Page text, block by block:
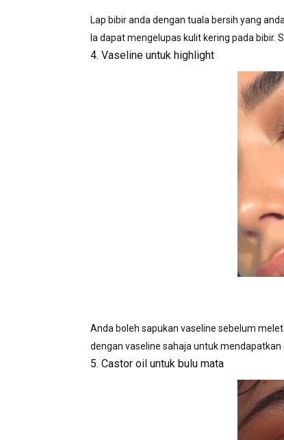
Lap bibir anda dengan tuala bersih yang
Ia dapat mengelupas kulit kering pada bibir.
4. Vaseline untuk highlight
Anda boleh sapukan vaseline sebelum
dengan vaseline sahaja untuk mendapatkan
5. Castor oil untuk bulu mata